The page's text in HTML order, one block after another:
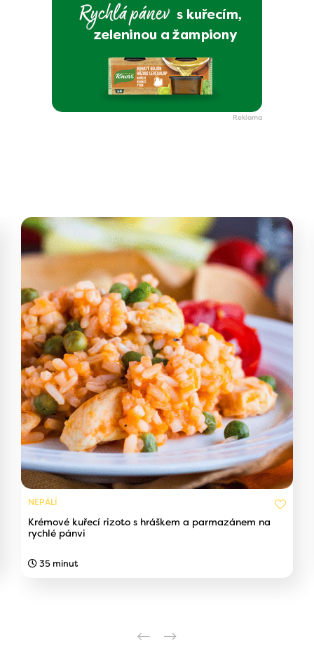
NEPÁLÍ
Krémové kuřecí rizoto s hráškem a parmazánem na
rychlé pánvi
35 minut